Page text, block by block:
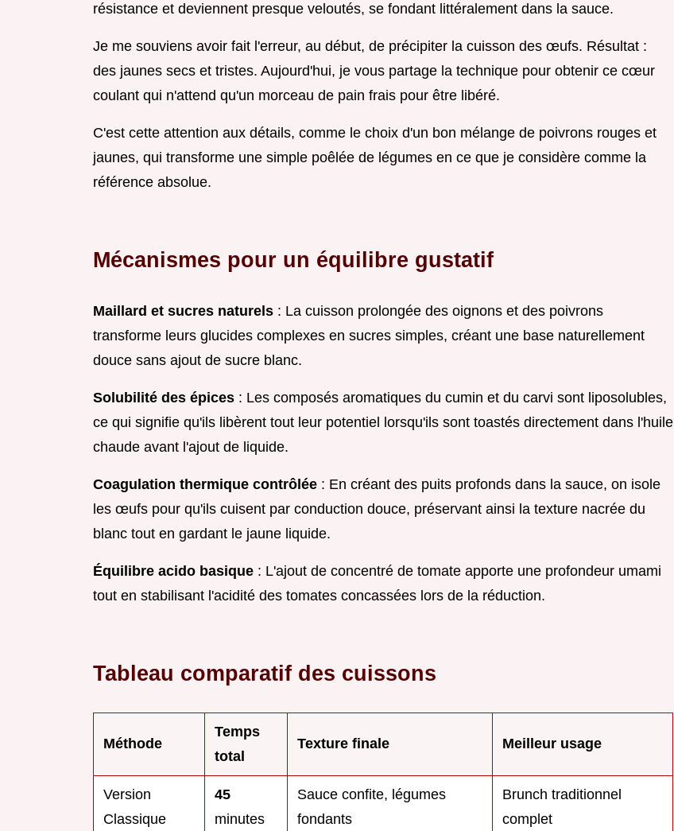
résistance et deviennent presque veloutés, se fondant littéralement dans la sauce.
Je me souviens avoir fait l'erreur, au début, de précipiter la cuisson des œufs. Résultat :
des jaunes secs et tristes. Aujourd'hui, je vous partage la technique pour obtenir ce cœur
coulant qui n'attend qu'un morceau de pain frais pour être libéré.
C'est cette attention aux détails, comme le choix d'un bon mélange de poivrons rouges et
jaunes, qui transforme une simple poêlée de légumes en ce que je considère comme la
référence absolue.
Mécanismes pour un équilibre gustatif
Maillard et sucres naturels : La cuisson prolongée des oignons et des poivrons
transforme leurs glucides complexes en sucres simples, créant une base naturellement
douce sans ajout de sucre blanc.
Solubilité des épices : Les composés aromatiques du cumin et du carvi sont liposolubles,
ce qui signifie qu'ils libèrent tout leur potentiel lorsqu'ils sont toastés directement dans l'huile
chaude avant l'ajout de liquide.
Coagulation thermique contrôlée : En créant des puits profonds dans la sauce, on isole
les œufs pour qu'ils cuisent par conduction douce, préservant ainsi la texture nacrée du
blanc tout en gardant le jaune liquide.
Équilibre acido basique : L'ajout de concentré de tomate apporte une profondeur umami
tout en stabilisant l'acidité des tomates concassées lors de la réduction.
Tableau comparatif des cuissons
Méthode
Temps
total
Texture finale Meilleur usage
Version
Classique
45
minutes
Sauce confite, légumes
fondants
Brunch traditionnel
complet